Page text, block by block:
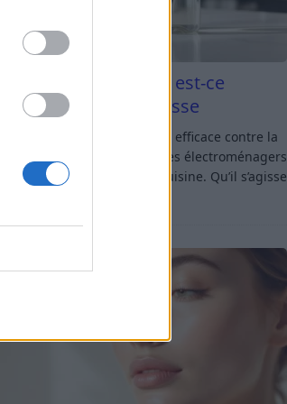
Vinaigre blanc et four est-ce
efficace contre la graisse
Vinaigre blanc et four : est-ce efficace contre la
graisse ? Le four fait partie des électroménagers
les plus sollicités dans une cuisine. Qu’il s’agisse